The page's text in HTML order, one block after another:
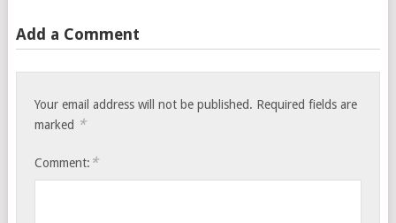
Add a Comment
Your email address will not be published. Required fields are
marked *
Comment: *